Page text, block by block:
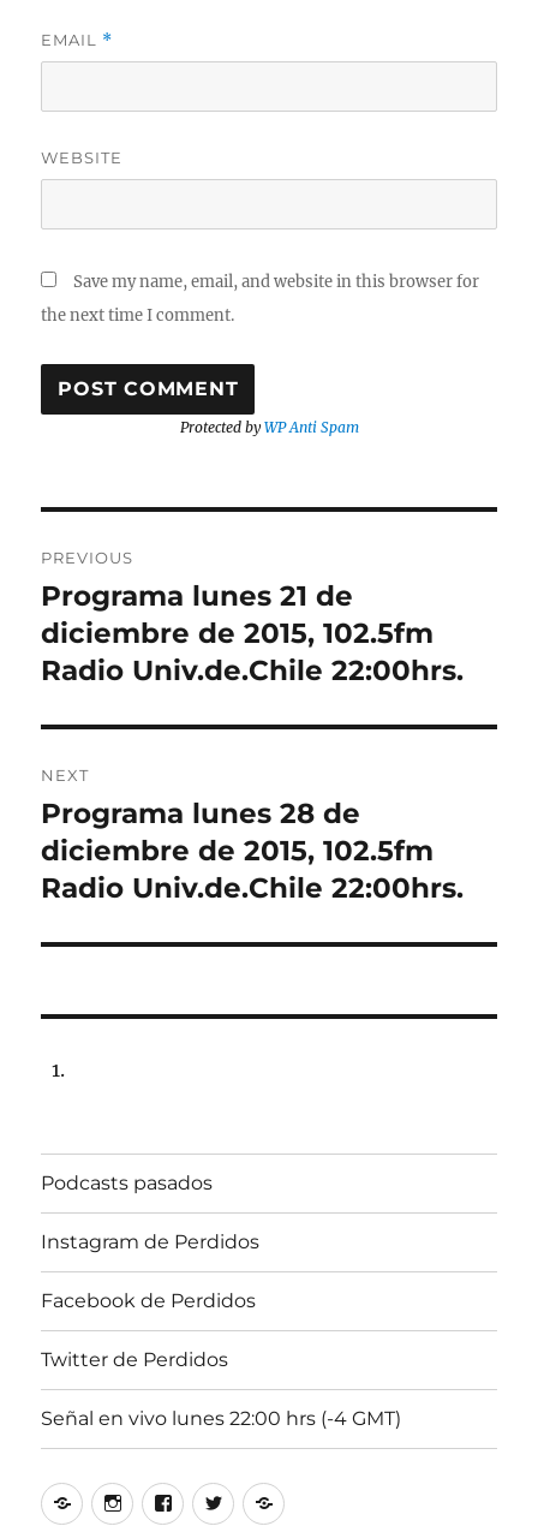
EMAIL *
WEBSITE
Save my name, email, and website in this browser for
the next time I comment.
Protected byWP Anti Spam
navigation
PREVIOUS
Previous
post:
Programa lunes 21 de
diciembre de 2015, 102.5fm
Radio Univ.de.Chile 22:00hrs.
NEXT
Next
post:
Programa lunes 28 de
diciembre de 2015, 102.5fm
Radio Univ.de.Chile 22:00hrs.
Podcasts pasados
Instagram de Perdidos
Facebook de Perdidos
Twitter de Perdidos
Señal en vivo lunes 22:00 hrs (-4 GMT)
PodcastsInstagram
Facebook
TwitterSeñal